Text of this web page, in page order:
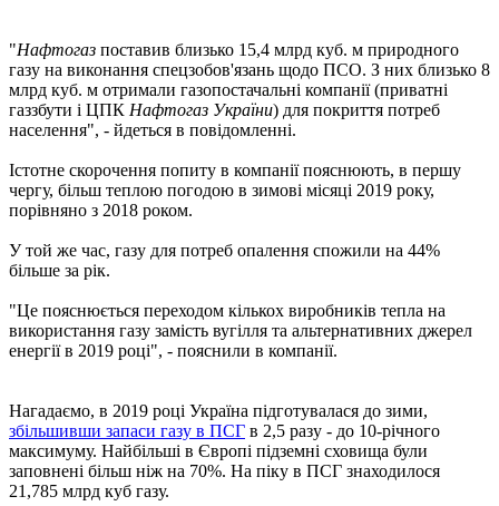
"Нафтогаз поставив близько 15,4 млрд куб. м природного
газу на виконання спецзобов'язань щодо ПСО. З них близько 8
млрд куб. м отримали газопостачальні компанії (приватні
газзбути і ЦПК Нафтогаз України) для покриття потреб
населення", - йдеться в повідомленні.
Істотне скорочення попиту в компанії пояснюють, в першу
чергу, більш теплою погодою в зимові місяці 2019 року,
порівняно з 2018 роком.
У той же час, газу для потреб опалення спожили на 44%
більше за рік.
"Це пояснюється переходом кількох виробників тепла на
використання газу замість вугілля та альтернативних джерел
енергії в 2019 році", - пояснили в компанії.
Нагадаємо, в 2019 році Україна підготувалася до зими,
збільшивши запаси газу в ПСГ в 2,5 разу - до 10-річного
максимуму. Найбільші в Європі підземні сховища були
заповнені більш ніж на 70%. На піку в ПСГ знаходилося
21,785 млрд куб газу.